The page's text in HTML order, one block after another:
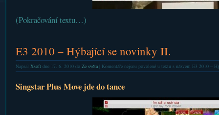
(Pokračování textu…)
E3 2010 – Hýbající se novinky II.
Napsal Xsoftdne 17. 6. 2010 do Ze světa| Komentáře nejsou povolenéu textu s názvem E3 2010 –
Singstar Plus Move jde do tance